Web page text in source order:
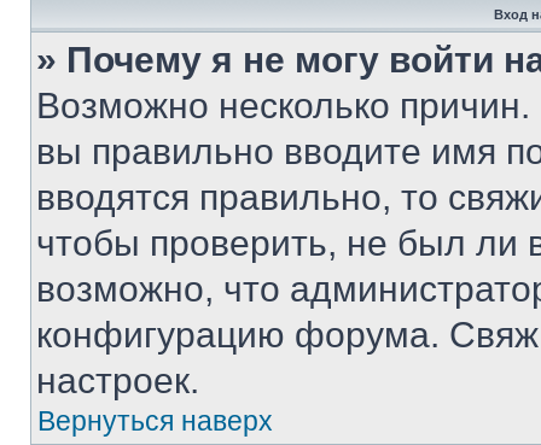
Вход
» Почему я не могу войти
Возможно несколько
вы правильно вводите имя
вводятся правильно, то
чтобы проверить, не был ли
возможно, что
конфигурацию форума.
настроек.
Вернуться наверх